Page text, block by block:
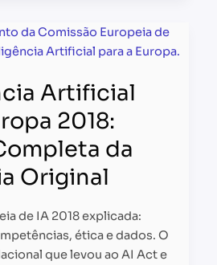
Artificial
2018:
da
Original
de IA 2018 explicada:
ética e dados. O
que levou ao AI Act e